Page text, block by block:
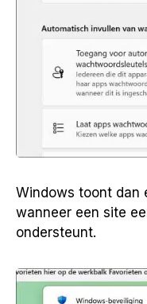
Windows toont dan
wanneer een site
ondersteunt.